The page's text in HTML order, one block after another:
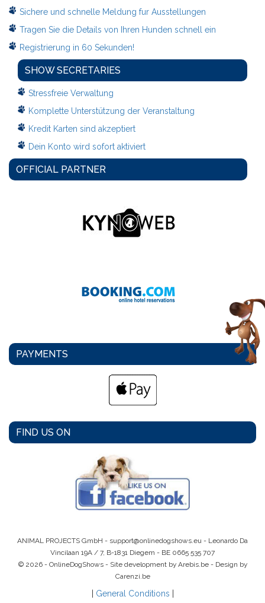
Sichere und schnelle Meldung fur Ausstellungen
Tragen Sie die Details von Ihren Hunden schnell ein
Registrierung in 60 Sekunden!
SHOW SECRETARIES
Stressfreie Verwaltung
Komplette Unterstützung der Veranstaltung
Kredit Karten sind akzeptiert
Dein Konto wird sofort aktiviert
OFFICIAL PARTNER
PAYMENTS
FIND US ON
ANIMAL PROJECTS GmbH - support@onlinedogshows.eu - Leonardo Da
Vincilaan 19A / 7, B-1831 Diegem - BE 0665 535 707
© 2026 - OnlineDogShows - Site development by Arebis.be - Design by
Carenzi.be
General Conditions